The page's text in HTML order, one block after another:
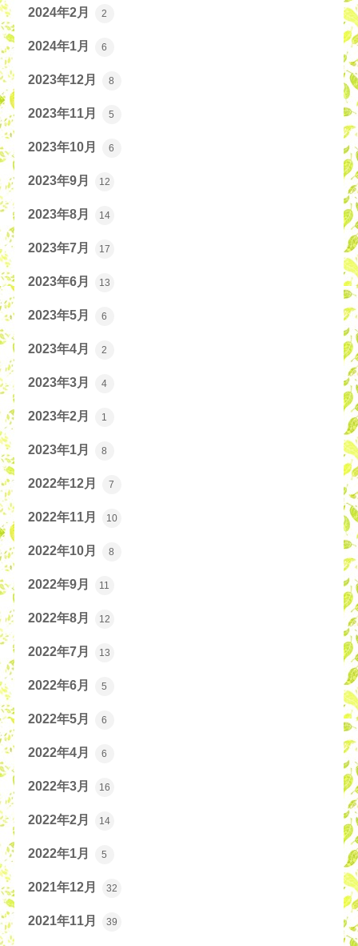
2024年2月 2
2024年1月 6
2023年12月 8
2023年11月 5
2023年10月 6
2023年9月 12
2023年8月 14
2023年7月 17
2023年6月 13
2023年5月 6
2023年4月 2
2023年3月 4
2023年2月 1
2023年1月 8
2022年12月 7
2022年11月 10
2022年10月 8
2022年9月 11
2022年8月 12
2022年7月 13
2022年6月 5
2022年5月 6
2022年4月 6
2022年3月 16
2022年2月 14
2022年1月 5
2021年12月 32
2021年11月 39